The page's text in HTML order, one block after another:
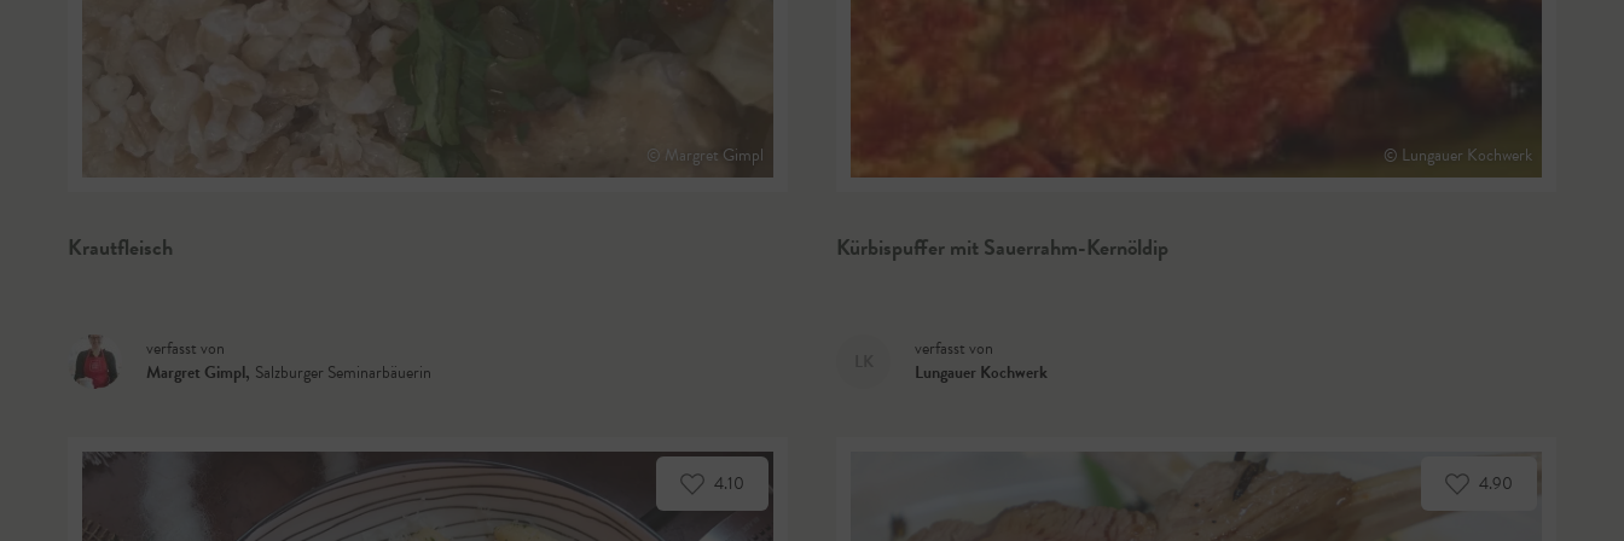
© Margret Gimpl
Krautfleisch
verfasst von
Margret Gimpl, Salzburger Seminarbäuerin
© Lungauer Kochwerk
Kürbispuffer mit Sauerrahm-Kernöldip
verfasst von
Lungauer Kochwerk
4.10 4.90